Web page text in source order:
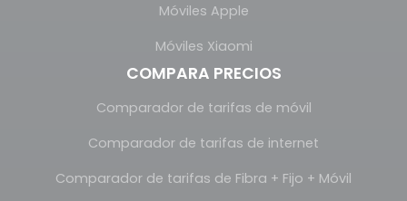
Móviles Apple
Móviles Xiaomi
COMPARA PRECIOS
Comparador de tarifas de móvil
Comparador de tarifas de internet
Comparador de tarifas de Fibra + Fijo + Móvil